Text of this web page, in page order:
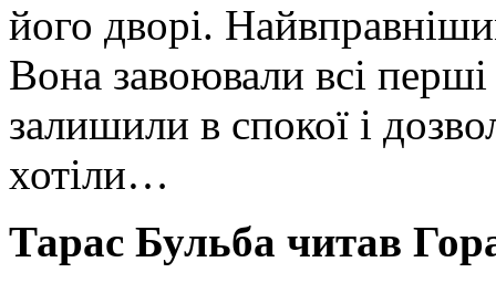
його дворі.
Вона завоювали всі перші
залишили в спокої і
хотіли…
Тарас Бульба читав